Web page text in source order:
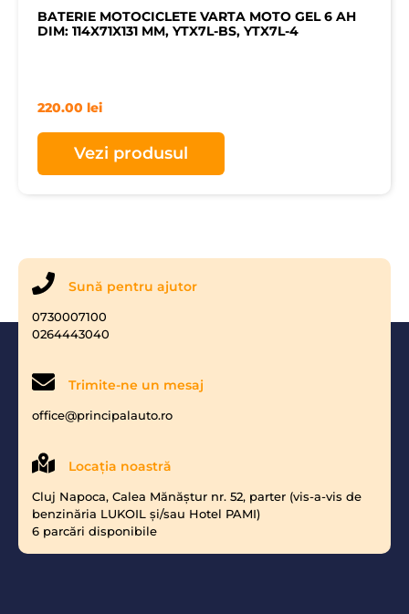
BATERIE MOTOCICLETE VARTA MOTO GEL 6 AH
DIM: 114X71X131 MM, YTX7L-BS, YTX7L-4
220.00 lei
Vezi produsul
Sună pentru ajutor
0730007100
0264443040
Trimite-ne un mesaj
office@principalauto.ro
Locaţia noastră
Cluj Napoca, Calea Mănăştur nr. 52, parter (vis-a-vis de
benzinăria LUKOIL şi/sau Hotel PAMI)
6 parcări disponibile